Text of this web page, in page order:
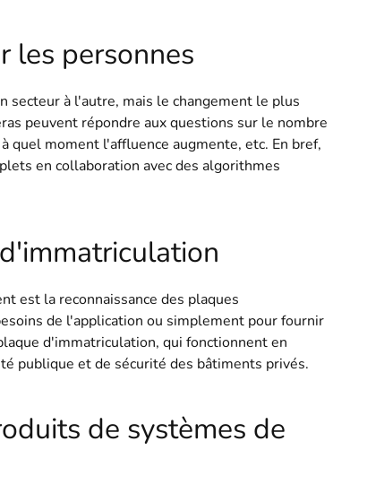
les personnes
secteur à l'autre, mais le changement le plus
peuvent répondre aux questions sur le nombre
quel moment l'affluence augmente, etc. En bref,
en collaboration avec des algorithmes
est la reconnaissance des plaques
de l'application ou simplement pour fournir
d'immatriculation, qui fonctionnent en
publique et de sécurité des bâtiments privés.
de systèmes de